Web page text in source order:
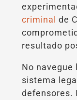
criminal de
resultado
No navegue
sistema
defensores.